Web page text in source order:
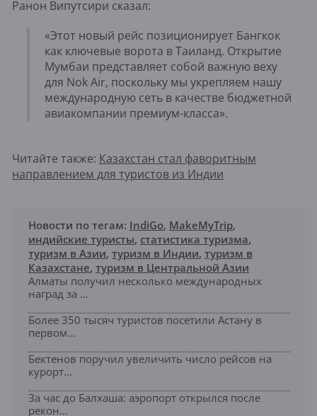
Ранон Випутсири сказал:
«Этот новый рейс позиционирует Бангкок
как ключевые ворота в Таиланд. Открытие
Мумбаи представляет собой важную веху
для Nok Air, поскольку мы укрепляем нашу
международную сеть в качестве бюджетной
авиакомпании премиум-класса».
Читайте также: Казахстан стал фаворитным
направлением для туристов из Индии
Новости по тегам: IndiGo, MakeMyTrip,
индийские туристы, статистика туризма,
туризм в Азии, туризм в Индии, туризм в
Казахстане, туризм в Центральной Азии
Алматы получил несколько международных
наград за ...
Более 350 тысяч туристов посетили Астану в
первом...
Бектенов поручил увеличить число рейсов на
курорт...
За час до Балхаша: аэропорт открылся после
рекон...